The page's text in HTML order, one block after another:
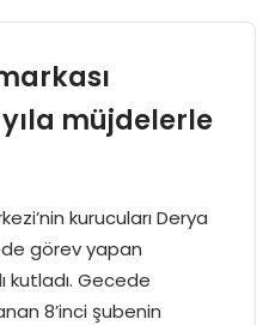
yıla müjdelerle
kurucuları Derya
görev yapan
kutladı. Gecede
8’inci şubenin